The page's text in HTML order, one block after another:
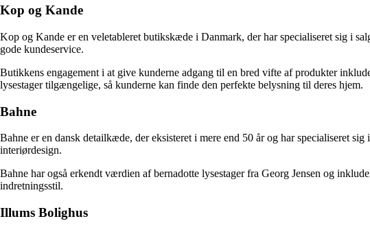
Kop og Kande
Kop og Kande er en veletableret butikskæde i Danmark, der har specialiseret sig i
gode kundeservice.
Butikkens engagement i at give kunderne adgang til en bred vifte af produkter
lysestager tilgængelige, så kunderne kan finde den perfekte belysning til deres hjem.
Bahne
Bahne er en dansk detailkæde, der eksisteret i mere end 50 år og har specialiseret
interiørdesign.
Bahne har også erkendt værdien af bernadotte lysestager fra Georg Jensen og
indretningsstil.
Illums Bolighus